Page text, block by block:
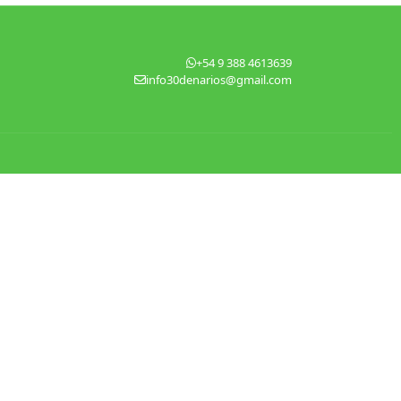
+54 9 388 4613639
info30denarios@gmail.com